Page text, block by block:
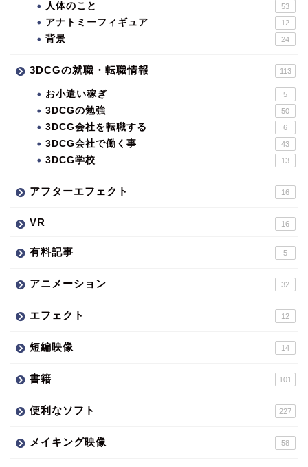
人体のこと 53
アナトミーフィギュア 12
背景 24
3DCGの就職・転職情報 113
お小遣い稼ぎ 5
3DCGの勉強 50
3DCG会社を転職する 6
3DCG会社で働く事 43
3DCG学校 13
アフターエフェクト 16
VR 16
有料記事 5
アニメーション 32
エフェクト 12
短編映像 14
書籍 101
便利なソフト 227
メイキング映像 58